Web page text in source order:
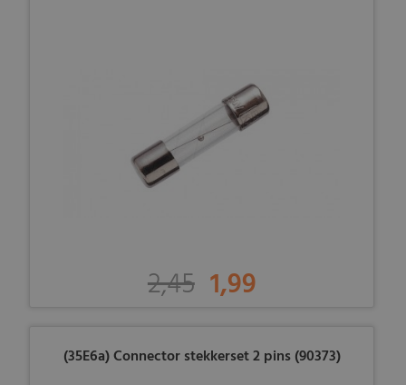
2,45 1,99
(35E6a) Connector stekkerset 2 pins (90373)